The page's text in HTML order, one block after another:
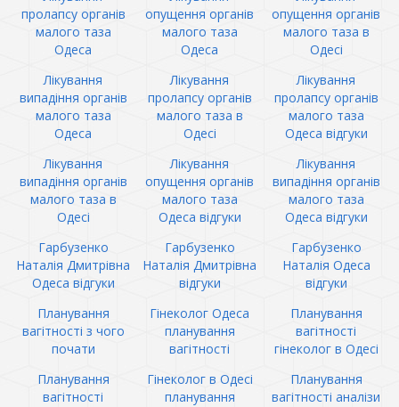
пролапсу органів
малого таза
Одеса
опущення органів
малого таза
Одеса
опущення органів
малого таза в
Одесі
Лікування
випадіння органів
малого таза
Одеса
Лікування
пролапсу органів
малого таза в
Одесі
Лікування
пролапсу органів
малого таза
Одеса відгуки
Лікування
випадіння органів
малого таза в
Одесі
Лікування
опущення органів
малого таза
Одеса відгуки
Лікування
випадіння органів
малого таза
Одеса відгуки
Гарбузенко
Наталія Дмитрівна
Одеса відгуки
Гарбузенко
Наталія Дмитрівна
відгуки
Гарбузенко
Наталія Одеса
відгуки
Планування
вагітності з чого
почати
Гінеколог Одеса
планування
вагітності
Планування
вагітності
гінеколог в Одесі
Планування
вагітності
Гінеколог в Одесі
планування
Планування
вагітності аналізи